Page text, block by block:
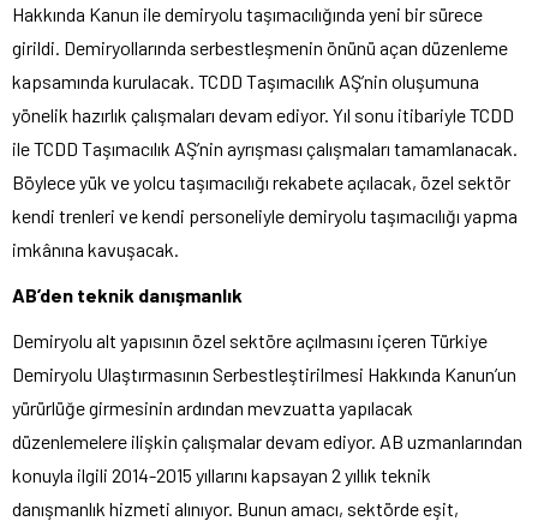
Hakkında Kanun ile demiryolu taşımacılığında yeni bir sürece
girildi. Demiryollarında serbestleşmenin önünü açan düzenleme
kapsamında kurulacak. TCDD Taşımacılık AŞ’nin oluşumuna
yönelik hazırlık çalışmaları devam ediyor. Yıl sonu itibariyle TCDD
ile TCDD Taşımacılık AŞ’nin ayrışması çalışmaları tamamlanacak.
Böylece yük ve yolcu taşımacılığı rekabete açılacak, özel sektör
kendi trenleri ve kendi personeliyle demiryolu taşımacılığı yapma
imkânına kavuşacak.
AB’den teknik danışmanlık
Demiryolu alt yapısının özel sektöre açılmasını içeren Türkiye
Demiryolu Ulaştırmasının Serbestleştirilmesi Hakkında Kanun’un
yürürlüğe girmesinin ardından mevzuatta yapılacak
düzenlemelere ilişkin çalışmalar devam ediyor. AB uzmanlarından
konuyla ilgili 2014-2015 yıllarını kapsayan 2 yıllık teknik
danışmanlık hizmeti alınıyor. Bunun amacı, sektörde eşit,